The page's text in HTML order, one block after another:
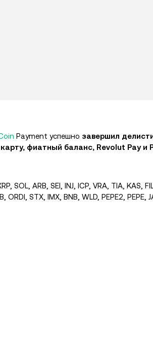
Payment успешно завершил
фиатный баланс, Revolut Pay и
SOL, ARB, SEI, INJ, ICP, VRA, TIA, KAS,
STX, IMX, BNB, WLD, PEPE2, PEPE,